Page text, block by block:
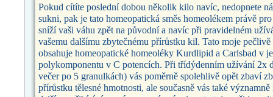
Pokud cítíte poslední dobou několik kilo navíc, nedopnete
sukni, pak je tato homeopatická směs homeolékem právě
sníží vaši váhu zpět na původní a navíc při pravidelném
vašemu dalšímu zbytečnému přírůstku kil. Tato moje pečlivě
obsahuje homeopatické homeoléky Kurdlipid a Carlsbad v
polykomponentu v C potencích. Při třídýdenním užívání 2x
večer po 5 granulkách) vás poměrně spolehlivě opět zbaví
přírůstku tělesné hmotnosti, ale současně vás také